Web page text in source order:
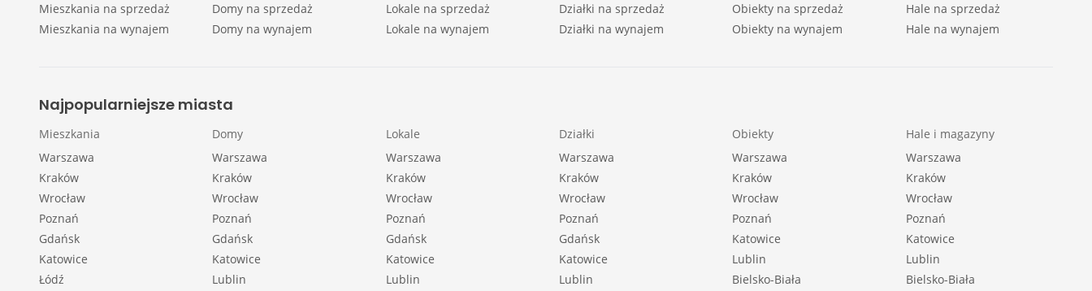
Mieszkania na sprzedaż
Mieszkania na wynajem
Domy na sprzedaż
Domy na wynajem
Lokale na sprzedaż
Lokale na wynajem
Działki na sprzedaż
Działki na wynajem
Obiekty na sprzedaż
Obiekty na wynajem
Hale na sprzedaż
Hale na wynajem
Najpopularniejsze miasta
Mieszkania
Warszawa
Kraków
Wrocław
Poznań
Gdańsk
Katowice
Łódź
Domy
Warszawa
Kraków
Wrocław
Poznań
Gdańsk
Katowice
Lublin
Lokale
Warszawa
Kraków
Wrocław
Poznań
Gdańsk
Katowice
Lublin
Działki
Warszawa
Kraków
Wrocław
Poznań
Gdańsk
Katowice
Lublin
Obiekty
Warszawa
Kraków
Wrocław
Poznań
Katowice
Lublin
Bielsko-Biała
Hale i magazyny
Warszawa
Kraków
Wrocław
Poznań
Katowice
Lublin
Bielsko-Biała